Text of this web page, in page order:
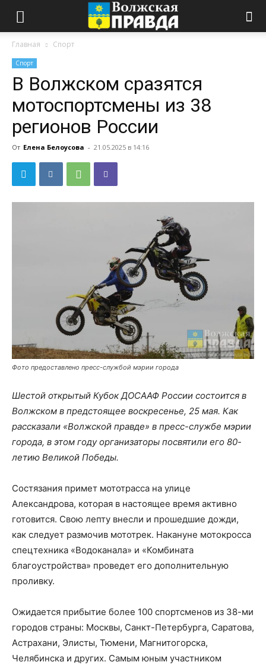
Главная Спорт
Спорт
В Волжском сразятся
мотоспортсмены из 38
регионов России
От Елена Белоусова - 21.05.2025 в 14:16
Фото предоставлено пресс-службой мэрии города
Шестой открытый Кубок ДОСААФ России состоится в
Волжском в предстоящее воскресенье, 25 мая. Как
рассказали «Волжской правде» в пресс-службе мэрии
города, в этом году организаторы посвятили его 80-
летию Великой Победы.
Состязания примет мототрасса на улице
Александрова, которая в настоящее время активно
готовится. Свою лепту внесли и прошедшие дожди,
как следует размочив мототрек. Накануне мотокросса
спецтехника «Водоканала» и «Комбината
благоустройства» проведет его дополнительную
проливку.
Ожидается прибытие более 100 спортсменов из 38-ми
городов страны: Москвы, Санкт-Петербурга, Саратова,
Астрахани, Элисты, Тюмени, Магнитогорска,
Челябинска и других. Самым юным участником